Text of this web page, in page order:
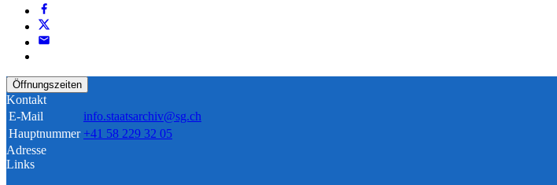
Öffnungszeiten
Kontakt
E-Mail
info.staatsarchiv@sg.ch
Hauptnummer +41 58 229 32 05
Adresse
Links